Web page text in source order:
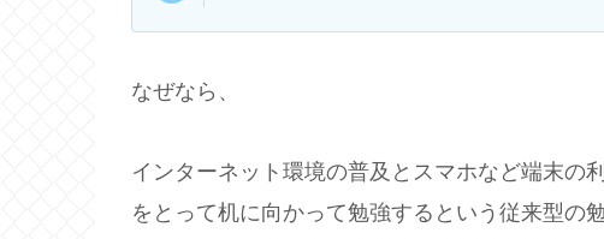
なぜなら、
インターネット環境の普及とスマホなど端末の
をとって机に向かって勉強するという従来型の